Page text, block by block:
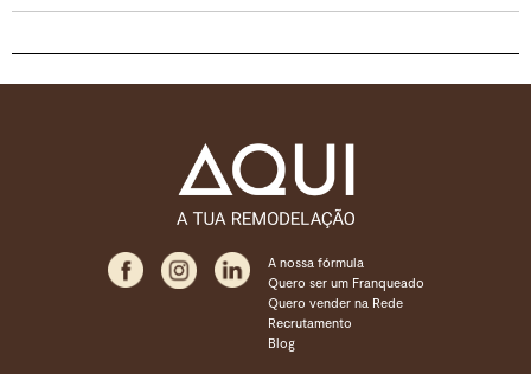
A nossa fórmula
Quero ser um Franqueado
Quero vender na Rede
Recrutamento
Blog